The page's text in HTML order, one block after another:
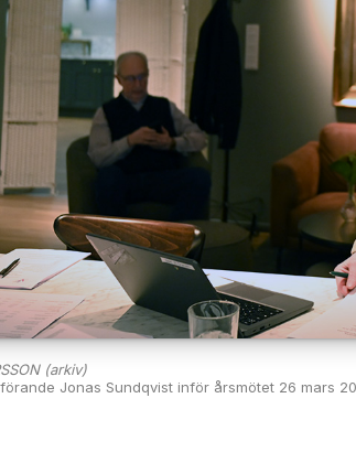
(arkiv)
Jonas Sundqvist inför årsmötet 26 mars